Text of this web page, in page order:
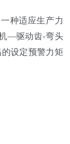
种适应生产力
—驱动齿-弯头
设定预警力矩